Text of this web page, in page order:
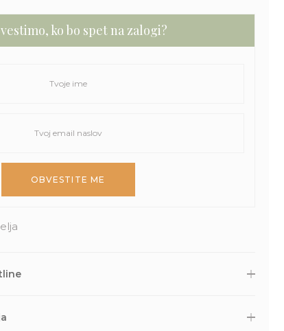
ko bo spet na zalogi?
naravnost iz naše trgovine s kurirsko službo DPD